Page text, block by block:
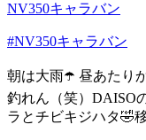
NV350キャラバン
#NV350キャラバン
朝は大雨☂️ 昼あたり
釣れん（笑）DAISO
ラとチビキジハタ🤣